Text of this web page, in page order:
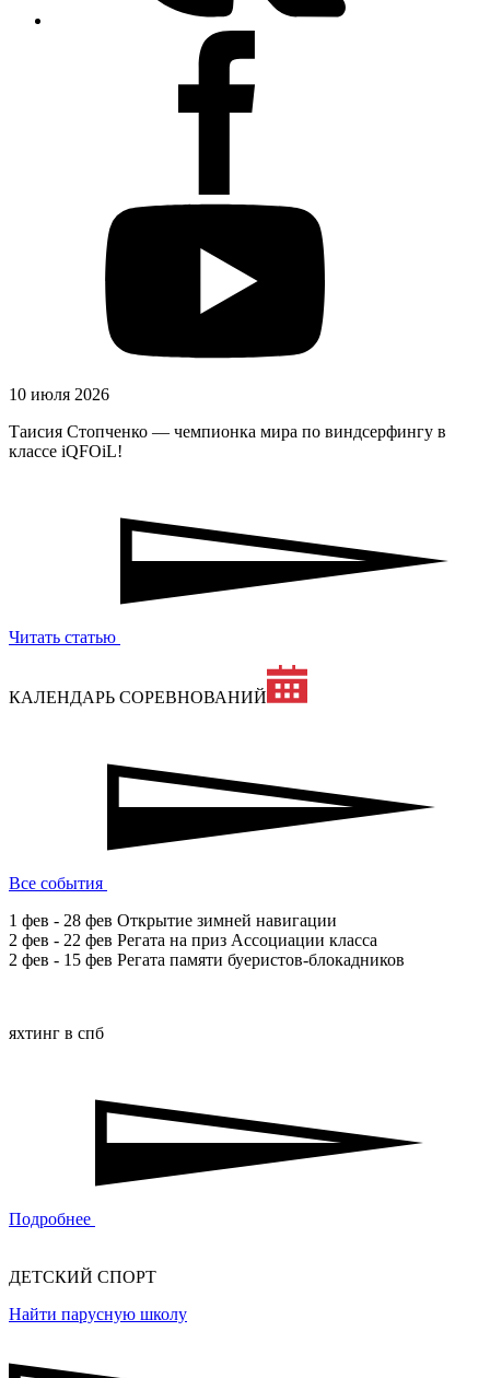
10 июля 2026
Таисия Стопченко — чемпионка мира по виндсерфингу в
классе iQFOiL!
Читать статью
КАЛЕНДАРЬ СОРЕВНОВАНИЙ
Все события
1 фев - 28 фев Открытие зимней навигации
2 фев - 22 фев Регата на приз Ассоциации класса
2 фев - 15 фев Регата памяти буеристов-блокадников
яхтинг в спб
Подробнее
ДЕТСКИЙ СПОРТ
Найти парусную школу